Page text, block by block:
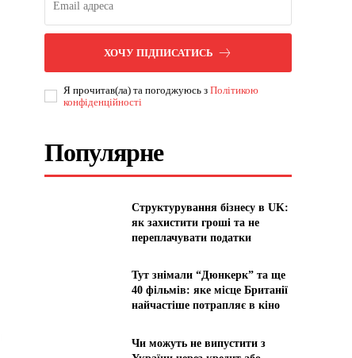
ХОЧУ ПІДПИСАТИСЬ
Я прочитав(ла) та погоджуюсь зПолітикою
конфіденційності
Популярне
Структурування бізнесу в UK:
як захистити гроші та не
переплачувати податки
Тут знімали “Дюнкерк” та ще
40 фільмів: яке місце Британії
найчастіше потрапляє в кіно
Чи можуть не випустити з